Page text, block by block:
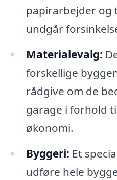
papirarbejder og
undgår
Materialevalg:
forskellige
rådgive om de
garage i forhold
økonomi.
Byggeri: Et
udføre hele